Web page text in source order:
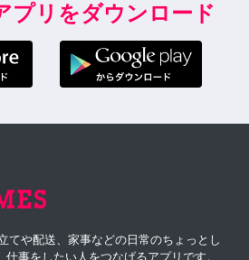
プリをダウンロード
てや配送、家事などの日常のちょっとし
事をしたい人をつなげるアプリです。